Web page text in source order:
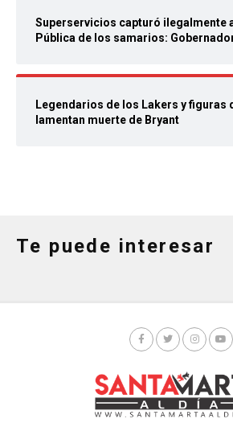
Superservicios capturó ilegalmente
Pública de los samarios:
Legendarios de los Lakers y figuras
lamentan muerte de Bryant
Te puede interesar